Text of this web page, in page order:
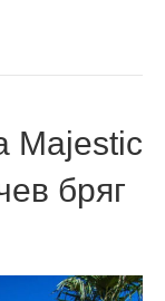
Majestic
бряг